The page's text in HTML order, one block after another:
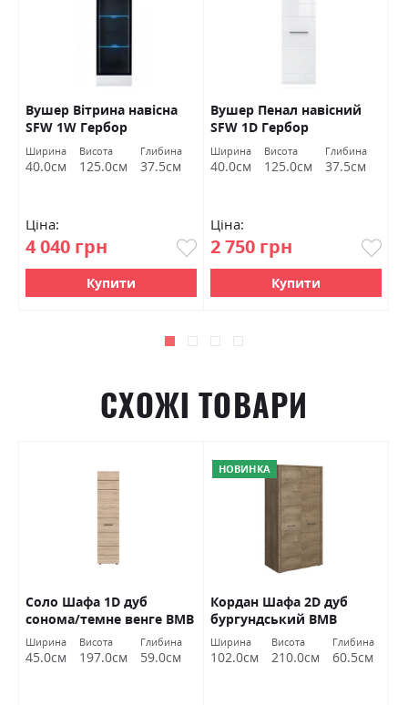
Вушер Вітрина навісна
SFW 1W Гербор
Ширина
40.0см
Висота
125.0см
Глибина
37.5см
Ціна:
4 040 грн
Купити
Вушер Пенал навісний
SFW 1D Гербор
Ширина
40.0см
Висота
125.0см
Глибина
37.5см
Ціна:
2 750 грн
Купити
СХОЖІ ТОВАРИ
Соло Шафа 1D дуб
сонома/темне венге ВМВ
Холдинг
Ширина
45.0см
Висота
197.0см
Глибина
59.0см
НОВИНКА
Кордан Шафа 2D дуб
бургундський ВМВ
Холдинг
Ширина
102.0см
Висота
210.0см
Глибина
60.5см